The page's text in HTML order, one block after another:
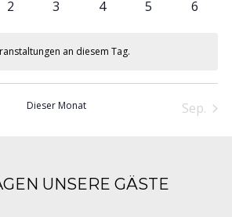
0
2
0
3
0
4
0
5
0
6
an diesem Tag.
Dieser Monat Sep.
UNSERE GÄSTE